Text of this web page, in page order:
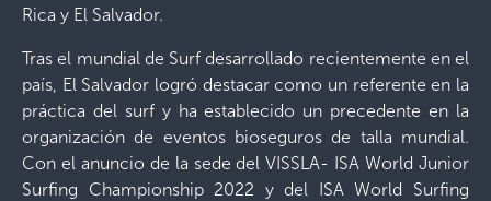
Rica y El Salvador.
Tras el mundial de Surf desarrollado recientemente en el
país, El Salvador logró destacar como un referente en la
práctica del surf y ha establecido un precedente en la
organización de eventos bioseguros de talla mundial.
Con el anuncio de la sede del VISSLA- ISA World Junior
Surfing Championship 2022 y del ISA World Surfing